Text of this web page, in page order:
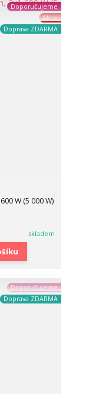
Doporučujeme
Akce
Doprava ZDARMA
W (5 000 W)
skladem
Doporučujeme
Doprava ZDARMA